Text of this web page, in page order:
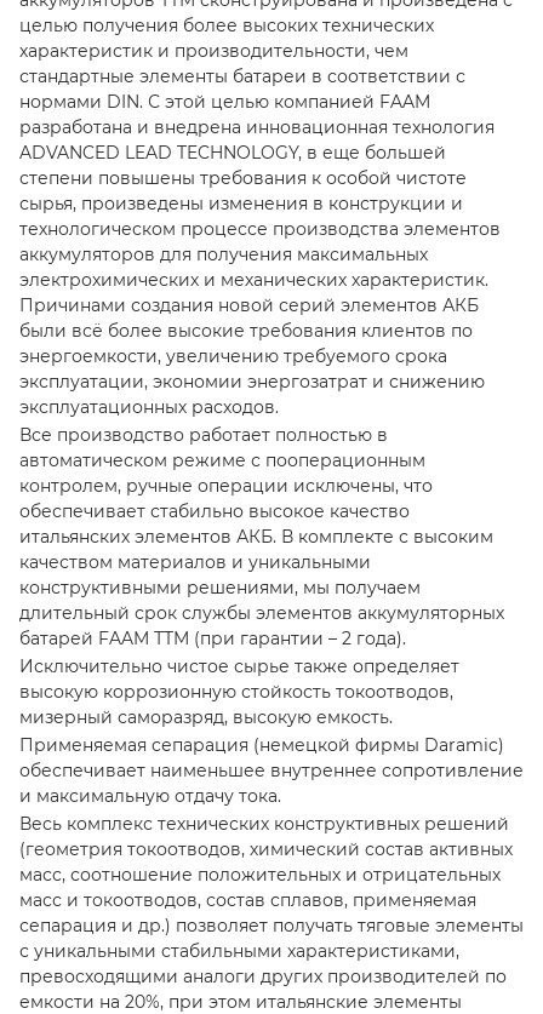
целью получения более высоких технических
характеристик и производительности, чем
стандартные элементы батареи в соответствии с
нормами DIN. С этой целью компанией FAAM
разработана и внедрена инновационная технология
ADVANCED LEAD TECHNOLOGY, в еще большей
степени повышены требования к особой чистоте
сырья, произведены изменения в конструкции и
технологическом процессе производства элементов
аккумуляторов для получения максимальных
электрохимических и механических характеристик.
Причинами создания новой серий элементов АКБ
были всё более высокие требования клиентов по
энергоемкости, увеличению требуемого срока
эксплуатации, экономии энергозатрат и снижению
эксплуатационных расходов.
Все производство работает полностью в
автоматическом режиме с пооперационным
контролем, ручные операции исключены, что
обеспечивает стабильно высокое качество
итальянских элементов АКБ. В комплекте с высоким
качеством материалов и уникальными
конструктивными решениями, мы получаем
длительный срок службы элементов аккумуляторных
батарей FAAM ТTM (при гарантии – 2 года).
Исключительно чистое сырье также определяет
высокую коррозионную стойкость токоотводов,
мизерный саморазряд, высокую емкость.
Применяемая сепарация (немецкой фирмы Daramic)
обеспечивает наименьшее внутреннее сопротивление
и максимальную отдачу тока.
Весь комплекс технических конструктивных решений
(геометрия токоотводов, химический состав активных
масс, соотношение положительных и отрицательных
масс и токоотводов, состав сплавов, применяемая
сепарация и др.) позволяет получать тяговые элементы
с уникальными стабильными характеристиками,
превосходящими аналоги других производителей по
емкости на 20%, при этом итальянские элементы